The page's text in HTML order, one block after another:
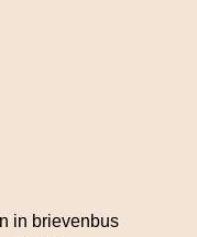
in brievenbus